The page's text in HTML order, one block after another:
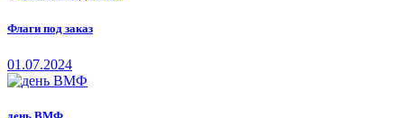
Флаги под заказ
01.07.2024